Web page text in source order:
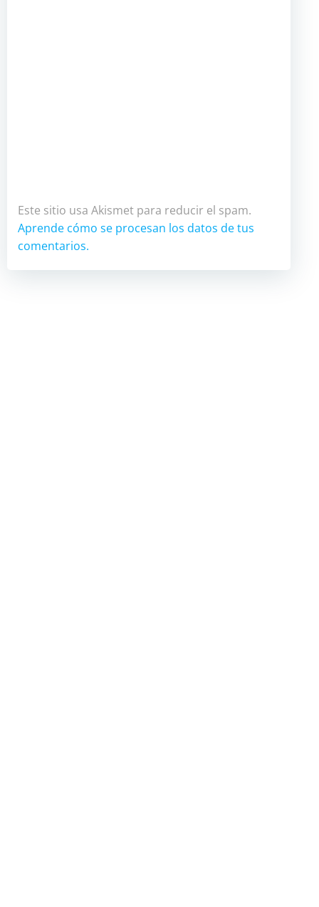
Este sitio usa Akismet para reducir el spam.
Aprende cómo se procesan los datos de tus
comentarios.